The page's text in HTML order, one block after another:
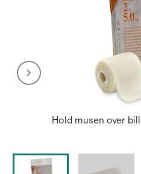
Hold musen over